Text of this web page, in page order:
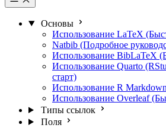
Основы
Использование LaTeX
Natbib (Подробное
Использование BibLaTeX
Использование Quarto
старт)
Использование R
Использование Overleaf
Типы ссылок
Поля